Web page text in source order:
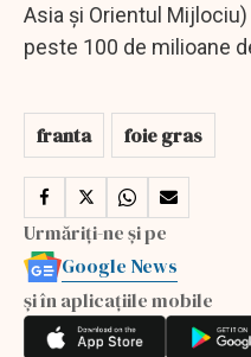
Asia şi Orientul
peste 100 de milioane
franta foie gras
Urmăriți-ne și pe
Google News
și în aplicațiile mobile